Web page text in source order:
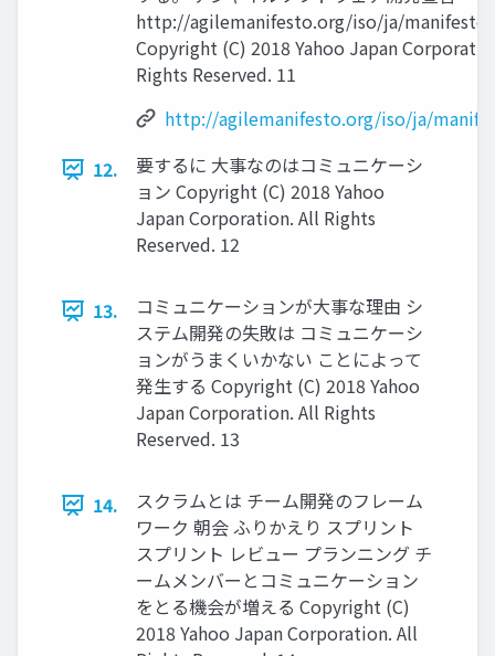
http://agilemanifesto.org/iso/ja/
Copyright (C) 2018 Yahoo Japan
Rights Reserved. 11
http://agilemanifesto.org/iso/ja/
12.
要するに 大事なのはコミュニケーシ
ョン Copyright (C) 2018 Yahoo
Japan Corporation. All Rights
Reserved. 12
13.
コミュニケーションが大事な理由 シ
ステム開発の失敗は コミュニケーシ
ョンがうまくいかない ことによって
発生する Copyright (C) 2018 Yahoo
Japan Corporation. All Rights
Reserved. 13
14.
スクラムとは チーム開発のフレーム
ワーク 朝会 ふりかえり スプリント
スプリント レビュー プランニング チ
ームメンバーとコミュニケーション
をとる機会が増える Copyright (C)
2018 Yahoo Japan Corporation. All